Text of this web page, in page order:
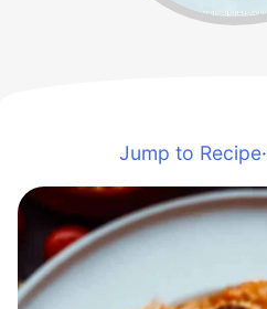
Jump to Recipe·